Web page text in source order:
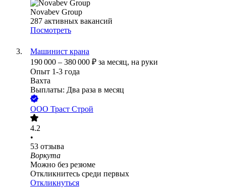
Novabev Group
287 активных вакансий
Посмотреть
Машинист крана
190 000 – 380 000 ₽ за месяц, на руки
Опыт 1-3 года
Вахта
Выплаты: Два раза в месяц
ООО Траст Строй
4.2
•
53 отзыва
Воркута
Можно без резюме
Откликнитесь среди первых
Откликнуться